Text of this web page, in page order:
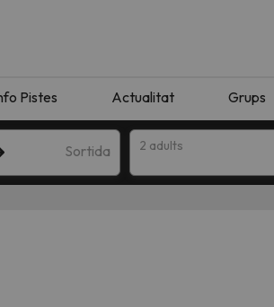
Pistes Actualitat Grups
Sortida 2 adults